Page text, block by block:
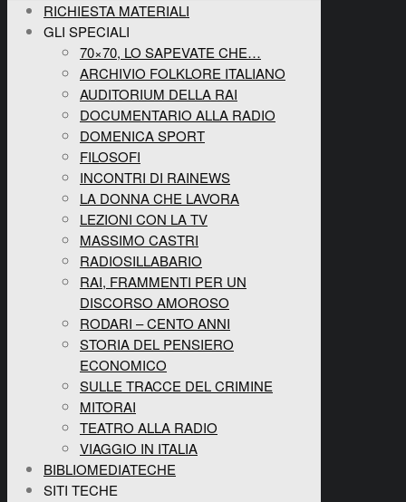
RICHIESTA MATERIALI
GLI SPECIALI
70×70, LO SAPEVATE CHE…
ARCHIVIO FOLKLORE ITALIANO
AUDITORIUM DELLA RAI
DOCUMENTARIO ALLA RADIO
DOMENICA SPORT
FILOSOFI
INCONTRI DI RAINEWS
LA DONNA CHE LAVORA
LEZIONI CON LA TV
MASSIMO CASTRI
RADIOSILLABARIO
RAI, FRAMMENTI PER UN
DISCORSO AMOROSO
RODARI – CENTO ANNI
STORIA DEL PENSIERO
ECONOMICO
SULLE TRACCE DEL CRIMINE
MITORAI
TEATRO ALLA RADIO
VIAGGIO IN ITALIA
BIBLIOMEDIATECHE
SITI TECHE